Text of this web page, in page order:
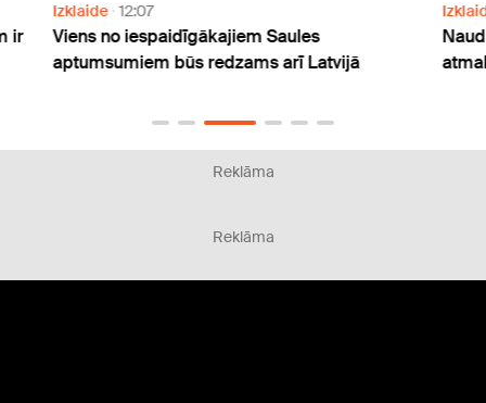
ir
Izklaide 12:07
Viens no iespaidīgākajiem Saules
aptumsumiem būs redzams arī Latvijā
Reklāma
Reklāma